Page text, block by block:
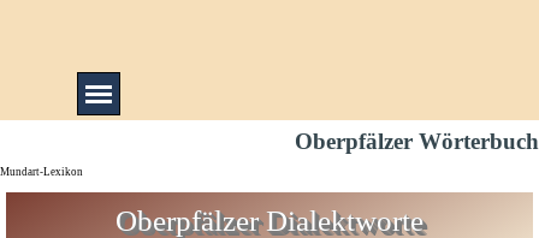
Menü überspringen
Oberpfälzer Wörterbuch
Mundart-Lexikon
Oberpfälzer Dialektworte